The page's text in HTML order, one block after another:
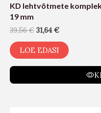
KD lehtvõtmete
19 mm
39,56€ 31,64€
LOE EDASI